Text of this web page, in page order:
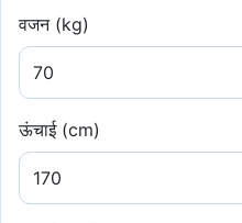
वजन (kg)
ऊंचाई (cm)